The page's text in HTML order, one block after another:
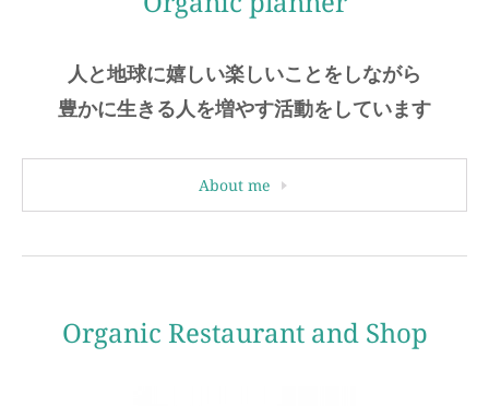
人と地球に嬉しい楽しいことをしながら
豊かに生きる人を増やす活動をしています
About me
Organic Restaurant and Shop